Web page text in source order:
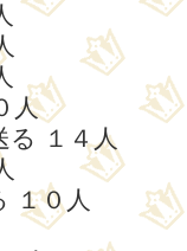
人
１４人
０人